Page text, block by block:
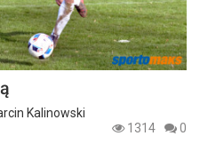
Kalinowski
1314
0